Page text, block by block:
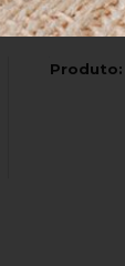
Produto: